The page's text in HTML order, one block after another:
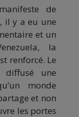
de
il y a eu une
et un
la
renforcé. Le
diffusé une
monde
et non
les portes